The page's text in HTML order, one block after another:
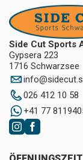
Side Cut Sports
Gypsera 223
1716 Schwarzsee
info@
026 412 10 58
+41 77